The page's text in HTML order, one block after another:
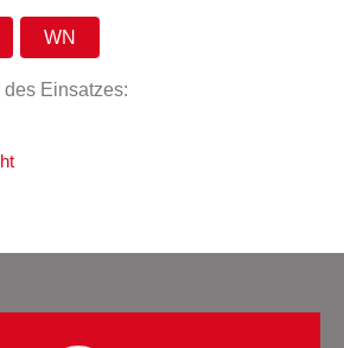
WN
Einsatzes: